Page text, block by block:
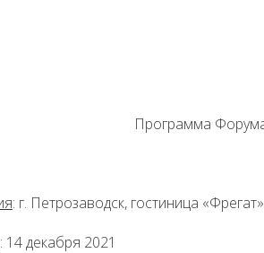
Программа
: г. Петрозаводск, гостиница «Фрегат»
: 14 декабря 2021